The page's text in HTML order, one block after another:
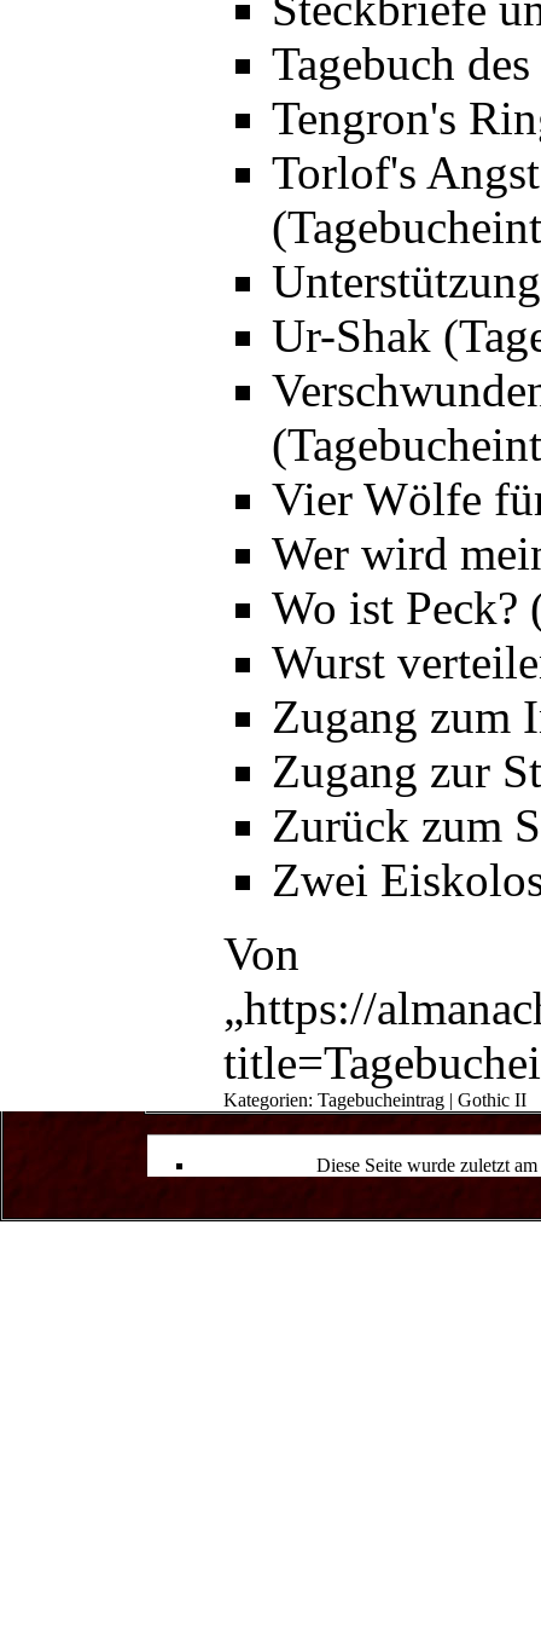
Tagebuch
Tengron's
Torlof's
Ur-Shak
Vier Wölfe
Wer wird
Wo ist Peck?
Wurst
Zugang zum
Zugang zur
Zurück zum
Zwei
Von
„https://
Kategorien: Tagebucheintrag | Gothic II
Diese Seite wurde zuletzt